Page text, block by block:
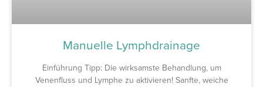
Manuelle Lymphdrainage
Einführung Tipp: Die wirksamste Behandlung, um
Venenfluss und Lymphe zu aktivieren! Sanfte, weiche